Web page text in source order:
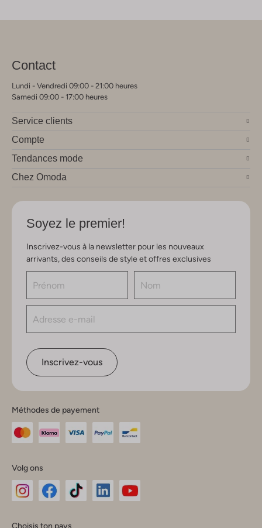
Contact
Lundi - Vendredi 09:00 - 21:00 heures
Samedi 09:00 - 17:00 heures
Service clients
Compte
Tendances mode
Chez Omoda
Soyez le premier!
Inscrivez-vous à la newsletter pour les nouveaux
arrivants, des conseils de style et offres exclusives
Inscrivez-vous
Méthodes de payement
Volg ons
Choisis ton pays